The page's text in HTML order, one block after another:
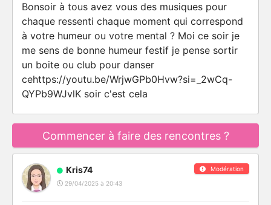
Bonsoir à tous avez vous des musiques pour
chaque ressenti chaque moment qui correspond
à votre humeur ou votre mental ? Moi ce soir je
me sens de bonne humeur festif je pense sortir
un boite ou club pour danser
cehttps://youtu.be/WrjwGPb0Hvw?si=_2wCq-
QYPb9WJvlK soir c'est cela
Commencer à faire des rencontres ?
Modération
Kris74
29/04/2025 à 20:43